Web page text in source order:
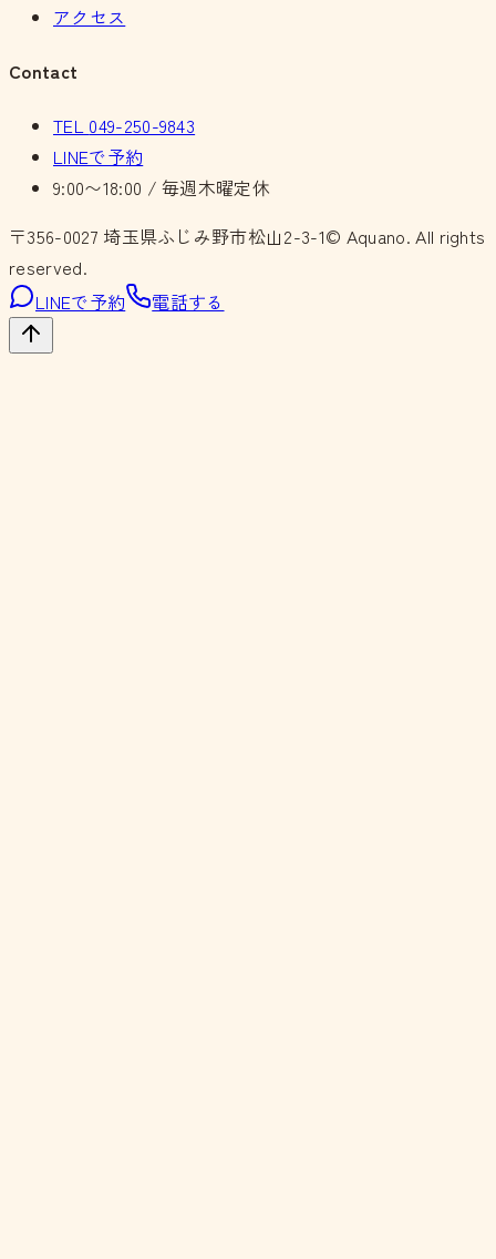
アクセス
Contact
TEL 049-250-9843
LINEで予約
9:00〜18:00 / 毎週木曜定休
〒356-0027 埼玉県ふじみ野市松山2-3-1© Aquano. All rights
reserved.
LINEで予約
電話する